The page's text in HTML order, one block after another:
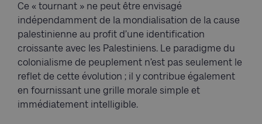
Ce « tournant » ne peut être envisagé
indépendamment de la mondialisation de la cause
palestinienne au profit d’une identification
croissante avec les Palestiniens. Le paradigme du
colonialisme de peuplement n’est pas seulement le
reflet de cette évolution ; il y contribue également
en fournissant une grille morale simple et
immédiatement intelligible.